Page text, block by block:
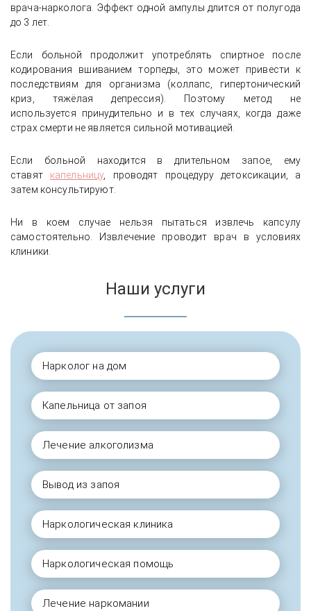
врача-нарколога. Эффект одной ампулы длится от полугода
до 3 лет.
Если больной продолжит употреблять спиртное после
кодирования вшиванием торпеды, это может привести к
последствиям для организма (коллапс, гипертонический
криз, тяжёлая депрессия). Поэтому метод не
используется принудительно и в тех случаях, когда даже
страх смерти не является сильной мотивацией.
Если больной находится в длительном запое, ему
ставят капельницу, проводят процедуру детоксикации, а
затем консультируют.
Ни в коем случае нельзя пытаться извлечь капсулу
самостоятельно. Извлечение проводит врач в условиях
клиники.
Наши услуги
Нарколог на дом
Капельница от запоя
Лечение алкоголизма
Вывод из запоя
Наркологическая клиника
Наркологическая помощь
Лечение наркомании